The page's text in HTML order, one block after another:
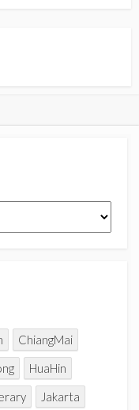
ChiangMai
HuaHin
Jakarta